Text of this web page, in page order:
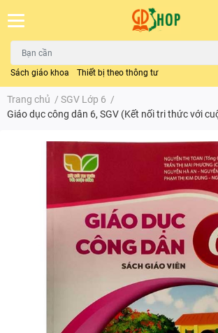
Sách giáo khoa Thiết bị theo thông tư
Trang chủ / SGV Lớp 6 /
Giáo dục công dân 6, SGV (Kết nối tri thức với